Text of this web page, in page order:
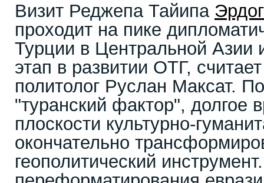
Визит Реджепа Тайипа
проходит на пике
Турции в Центральной Азии
этап в развитии ОТГ,
политолог Руслан Максат.
"туранский фактор", долгое
плоскости культурно-
окончательно
геополитический